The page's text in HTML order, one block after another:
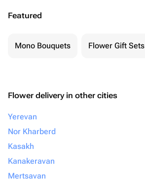
Featured
Mono Bouquets Flower Gift Sets
Flower delivery in other cities
Yerevan
Nor Kharberd
Kasakh
Kanakeravan
Mertsavan